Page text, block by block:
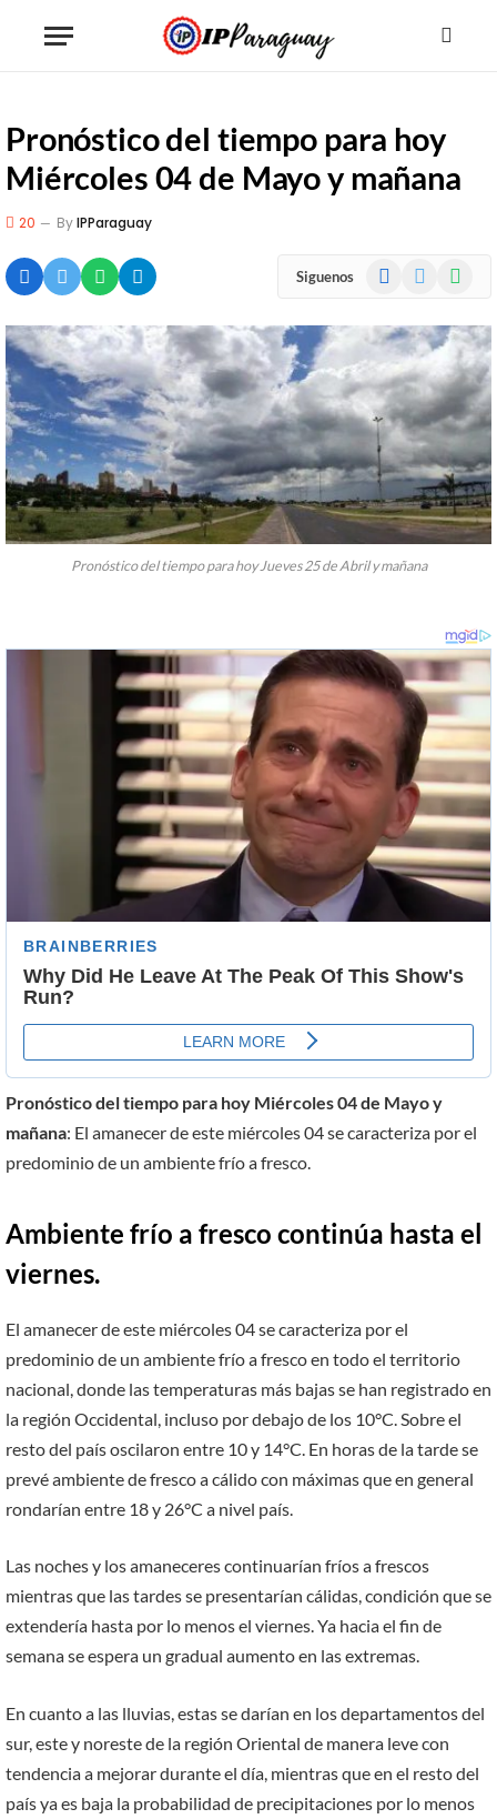
Pronóstico del tiempo para hoy
Miércoles 04 de Mayo y mañana
20 ByIPParaguay
Siguenos Facebook
Pronóstico del tiempo para hoy Jueves 25 de Abril y mañana
Pronóstico del tiempo para hoy Miércoles 04 de Mayo y
mañana: El amanecer de este miércoles 04 se caracteriza por el
predominio de un ambiente frío a fresco.
Ambiente frío a fresco continúa hasta el
viernes.
El amanecer de este miércoles 04 se caracteriza por el
predominio de un ambiente frío a fresco en todo el territorio
nacional, donde las temperaturas más bajas se han registrado en
la región Occidental, incluso por debajo de los 10°C. Sobre el
resto del país oscilaron entre 10 y 14°C. En horas de la tarde se
prevé ambiente de fresco a cálido con máximas que en general
rondarían entre 18 y 26°C a nivel país.
Las noches y los amaneceres continuarían fríos a frescos
mientras que las tardes se presentarían cálidas, condición que se
extendería hasta por lo menos el viernes. Ya hacia el fin de
semana se espera un gradual aumento en las extremas.
En cuanto a las lluvias, estas se darían en los departamentos del
sur, este y noreste de la región Oriental de manera leve con
tendencia a mejorar durante el día, mientras que en el resto del
país ya es baja la probabilidad de precipitaciones por lo menos